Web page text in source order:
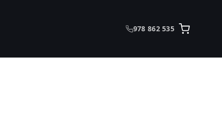
978 862 535